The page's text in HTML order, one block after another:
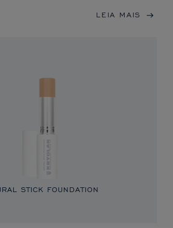
LEIA MAIS
STICK FOUNDATION